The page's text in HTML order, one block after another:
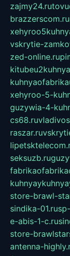
zajmy24.ru
brazzerscom.ru
vskrytie-
zed-online.ru
xehyroo-5-
guzywia-4-
cs68.ru
raszar.ru
seksuzb.ru
store-brawl-
sindika-01.ru
e-abis-1-c.ru
store-
antenna-